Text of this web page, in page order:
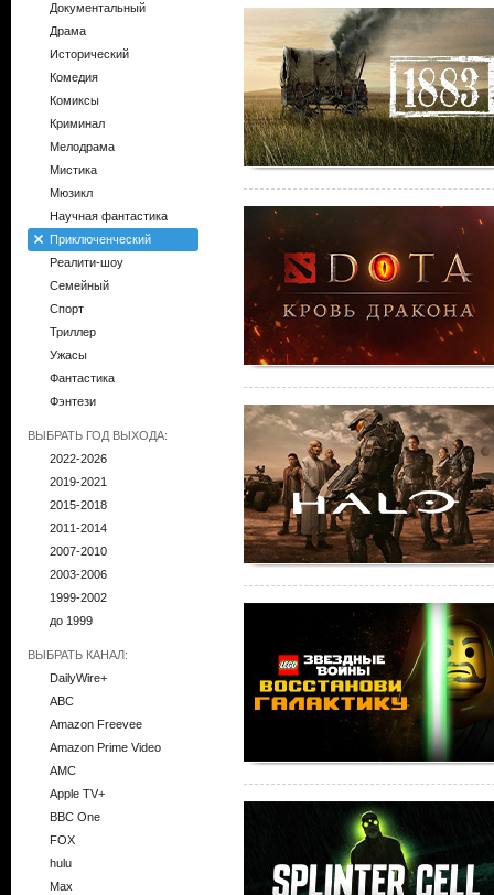
Документальный
Драма
Исторический
Комедия
Комиксы
Криминал
Мелодрама
Мистика
Мюзикл
Научная фантастика
Приключенческий
Реалити-шоу
Семейный
Спорт
Триллер
Ужасы
Фантастика
Фэнтези
ВЫБРАТЬ ГОД ВЫХОДА:
2022-2026
2019-2021
2015-2018
2011-2014
2007-2010
2003-2006
1999-2002
до 1999
ВЫБРАТЬ КАНАЛ:
DailyWire+
ABC
Amazon Freevee
Amazon Prime Video
AMC
Apple TV+
BBC One
FOX
hulu
Max